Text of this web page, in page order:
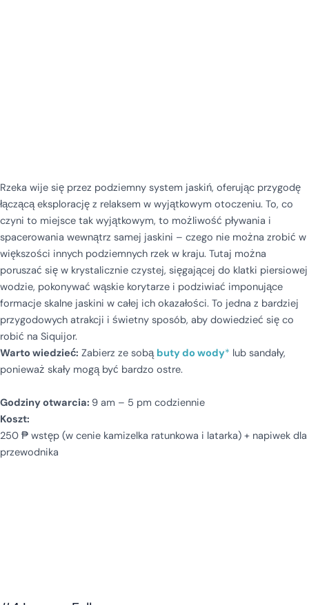
Rzeka wije się przez podziemny system jaskiń, oferując przygodę
łączącą eksplorację z relaksem w wyjątkowym otoczeniu. To, co
czyni to miejsce tak wyjątkowym, to możliwość pływania i
spacerowania wewnątrz samej jaskini – czego nie można zrobić w
większości innych podziemnych rzek w kraju. Tutaj można
poruszać się w krystalicznie czystej, sięgającej do klatki piersiowej
wodzie, pokonywać wąskie korytarze i podziwiać imponujące
formacje skalne jaskini w całej ich okazałości. To jedna z bardziej
przygodowych atrakcji i świetny sposób, aby dowiedzieć się co
robić na Siquijor.
Warto wiedzieć: Zabierz ze sobą buty do wody* lub sandały,
ponieważ skały mogą być bardzo ostre.
Godziny otwarcia: 9 am – 5 pm codziennie
Koszt:
250 ₱ wstęp (w cenie kamizelka ratunkowa i latarka) + napiwek dla
przewodnika